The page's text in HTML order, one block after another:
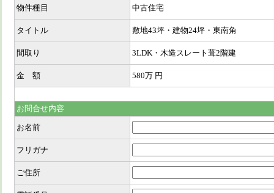
物件種目 中古住宅
タイトル 敷地43坪・建物24坪・東南角
間取り 3LDK・木造スレート葺2階建
金 額 580万 円
お問合せ内容
お名前
フリガナ
ご住所